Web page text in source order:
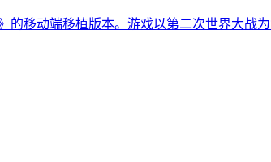
的移动端移植版本。游戏以第二次世界大战